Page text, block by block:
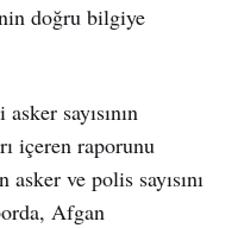
doğru bilgiye
sayısının
içeren raporunu
ve polis sayısını
Afgan